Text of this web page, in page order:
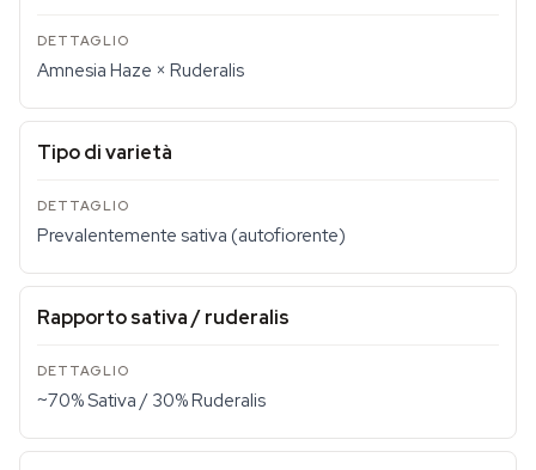
Amnesia Haze × Ruderalis
Tipo di varietà
Prevalentemente sativa (autofiorente)
Rapporto sativa / ruderalis
~70% Sativa / 30% Ruderalis